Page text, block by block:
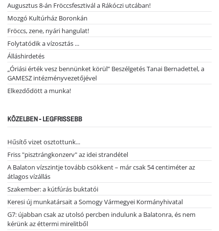
Augusztus 8-án Fröccsfesztivál a Rákóczi utcában!
Mozgó Kultúrház Boronkán
Fröccs, zene, nyári hangulat!
Folytatódik a vízosztás ...
Álláshirdetés
„Óriási érték vesz bennünket körül” Beszélgetés Tanai Bernadettel, a
GAMESZ intézményvezetőjével
Elkezdődött a munka!
KÖZELBEN - LEGFRISSEBB
Hűsítő vizet osztottunk...
Friss "pisztrángkonzerv" az idei strandétel
A Balaton vízszintje tovább csökkent – már csak 54 centiméter az
átlagos vízállás
Szakember: a kútfúrás buktatói
Keresi új munkatársait a Somogy Vármegyei Kormányhivatal
G7: újabban csak az utolsó percben indulunk a Balatonra, és nem
kérünk az éttermi mirelitből